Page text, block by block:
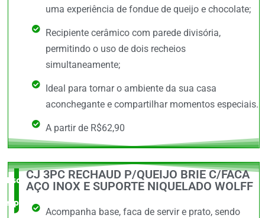
uma experiência de fondue de queijo e chocolate;
Recipiente cerâmico com parede divisória,
permitindo o uso de dois recheios
simultaneamente;
Ideal para tornar o ambiente da sua casa
aconchegante e compartilhar momentos especiais.
A partir de R$62,90
Escolha do
especialista
CJ 3PC RECHAUD P/QUEIJO BRIE C/FACA
AÇO INOX E SUPORTE NIQUELADO WOLFF
Acompanha base, faca de servir e prato, sendo